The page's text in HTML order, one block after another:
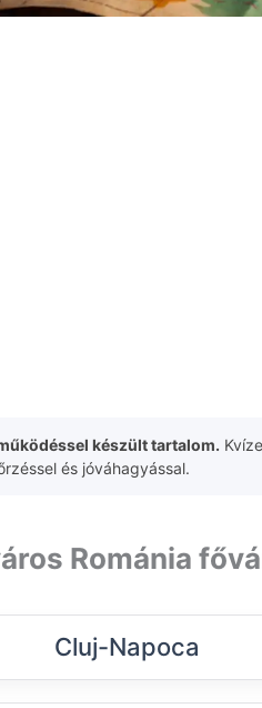
készült tartalom.
és jóváhagyással.
Románia
Cluj-Napoca